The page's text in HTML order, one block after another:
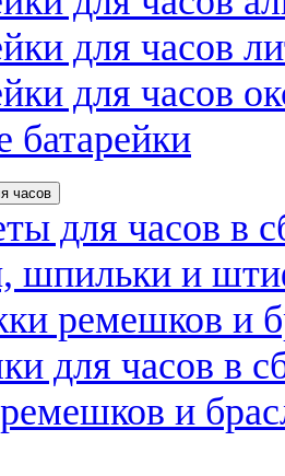
для часов
для часов
батарейки
часов
для часов в
шпильки и
ремешков и
для часов в
и